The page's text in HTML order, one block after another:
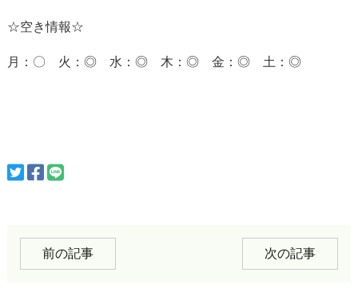
☆空き情報☆
月：〇 火：◎ 水：◎ 木：◎ 金：◎ 土：◎
前の記事 次の記事